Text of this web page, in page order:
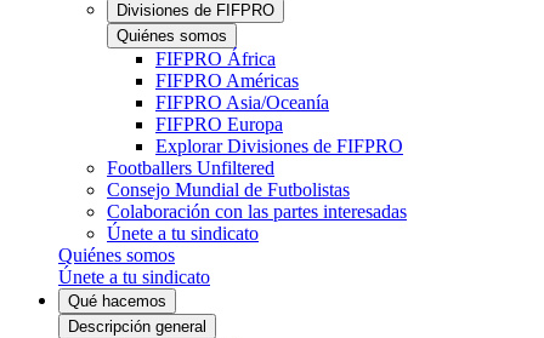
Divisiones de FIFPRO
Quiénes somos
FIFPRO África
FIFPRO Américas
FIFPRO Asia/Oceanía
FIFPRO Europa
Explorar Divisiones de FIFPRO
Footballers Unfiltered
Consejo Mundial de Futbolistas
Colaboración con las partes interesadas
Únete a tu sindicato
Quiénes somos
Únete a tu sindicato
Qué hacemos
Descripción general